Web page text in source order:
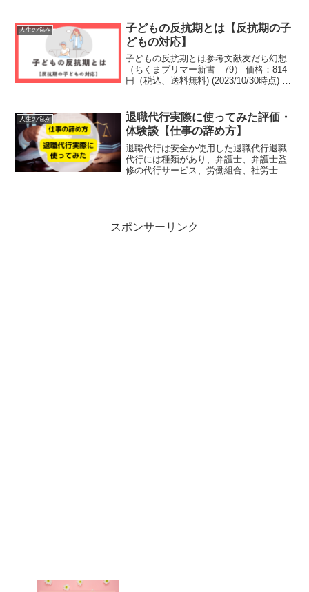
ない自分を理解してほしいこのように相
手に完璧を求めてしまう人...
人生の悩み
子どもの反抗期とは【反抗期の子
どもの対応】
子どもの反抗期とは参考文献友だち幻想
（ちくまプリマー新書 79） 価格：814
円（税込、送料無料) (2023/10/30時点) 楽
験する。定位家族とは自分が生まれ親...
人生の悩み
退職代行実際に使ってみた評価・
体験談【仕事の辞め方】
退職代行は安全か使用した退職代行退職
代行には種類があり、弁護士、弁護士監
修の代行サービス、労働組合、社労士が
スポンサーリンク